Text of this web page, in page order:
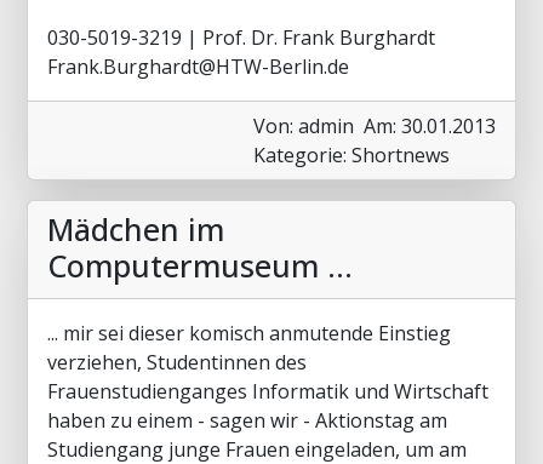
030-5019-3219 | Prof. Dr. Frank Burghardt
Frank.Burghardt@HTW-Berlin.de
Von: admin Am: 30.01.2013
Kategorie: Shortnews
Mädchen im
Computermuseum ...
... mir sei dieser komisch anmutende Einstieg
verziehen, Studentinnen des
Frauenstudienganges Informatik und Wirtschaft
haben zu einem - sagen wir - Aktionstag am
Studiengang junge Frauen eingeladen, um am